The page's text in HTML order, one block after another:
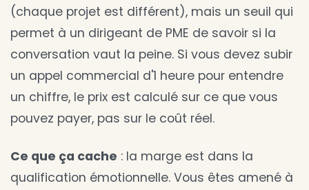
(chaque projet est différent), mais un seuil qui
permet à un dirigeant de PME de savoir si la
conversation vaut la peine. Si vous devez subir
un appel commercial d'1 heure pour entendre
un chiffre, le prix est calculé sur ce que vous
pouvez payer, pas sur le coût réel.
Ce que ça cache : la marge est dans la
qualification émotionnelle. Vous êtes amené à